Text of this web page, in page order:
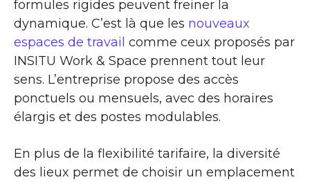
formules rigides peuvent freiner la
dynamique. C’est là que les nouveaux
espaces de travail comme ceux proposés par
INSITU Work & Space prennent tout leur
sens. L’entreprise propose des accès
ponctuels ou mensuels, avec des horaires
élargis et des postes modulables.
En plus de la flexibilité tarifaire, la diversité
des lieux permet de choisir un emplacement